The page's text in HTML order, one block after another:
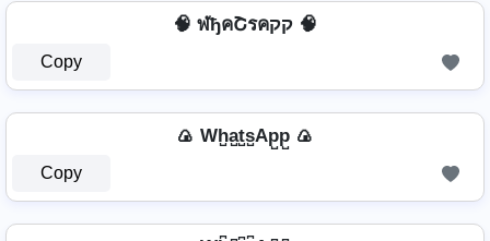
🧠 ฬђคՇรคקק 🧠
Copy
🍙 Wh̺a̺t̺s̺Ap̺p̺ 🍙
Copy